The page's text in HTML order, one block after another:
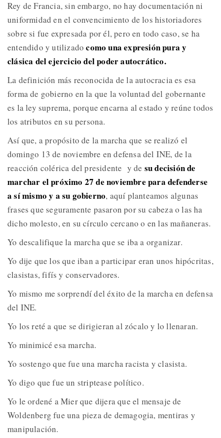
Rey de Francia, sin embargo, no hay documentación ni
uniformidad en el convencimiento de los historiadores
sobre si fue expresada por él, pero en todo caso, se ha
entendido y utilizadocomo una expresión pura y
clásica del ejercicio del poder autocrático.
La definición más reconocida de la autocracia es esa
forma de gobierno en la que la voluntad del gobernante
es la ley suprema, porque encarna al estado y reúne todos
los atributos en su persona.
Así que, a propósito de la marcha que se realizó el
domingo 13 de noviembre en defensa del INE, de la
reacción colérica del presidente y de su decisión de
marchar el próximo 27 de noviembre para defenderse
a sí mismo y a su gobierno, aquí planteamos algunas
frases que seguramente pasaron por su cabeza o las ha
dicho molesto, en su círculo cercano o en las mañaneras.
Yo descalifique la marcha que se iba a organizar.
Yo dije que los que iban a participar eran unos hipócritas,
clasistas, fifís y conservadores.
Yo mismo me sorprendí del éxito de la marcha en defensa
del INE.
Yo los reté a que se dirigieran al zócalo y lo llenaran.
Yo minimicé esa marcha.
Yo sostengo que fue una marcha racista y clasista.
Yo digo que fue un striptease político.
Yo le ordené a Mier que dijera que el mensaje de
Woldenberg fue una pieza de demagogia, mentiras y
manipulación.